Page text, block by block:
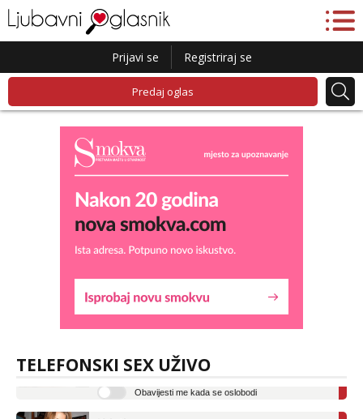
Prijavi se Registriraj se
Predaj oglas
TELEFONSKI SEX UŽIVO
Liliana
Razgovaram :)
tel:0,93€ - mob:1,12€ min